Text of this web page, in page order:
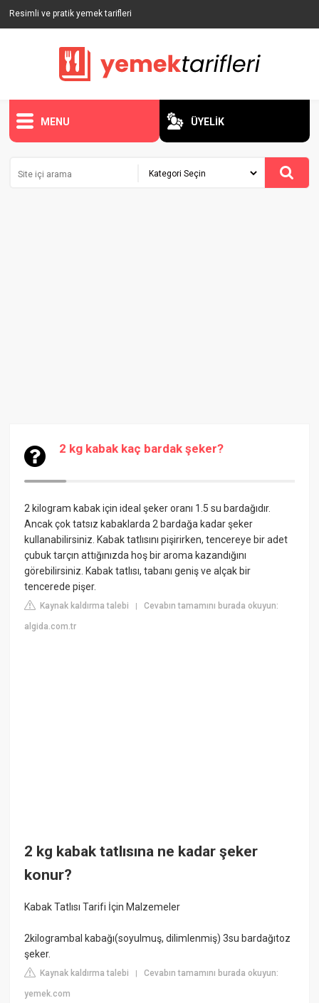
Resimli ve pratik yemek tarifleri
MENU ÜYELİK
2 kg kabak kaç bardak şeker?
2 kilogram kabak için ideal şeker oranı 1.5 su bardağıdır.
Ancak çok tatsız kabaklarda 2 bardağa kadar şeker
kullanabilirsiniz. Kabak tatlısını pişirirken, tencereye bir adet
çubuk tarçın attığınızda hoş bir aroma kazandığını
görebilirsiniz. Kabak tatlısı, tabanı geniş ve alçak bir
tencerede pişer.
Kaynak kaldırma talebi |Cevabın tamamını burada okuyun:
algida.com.tr
2 kg kabak tatlısına ne kadar şeker
konur?
Kabak Tatlısı Tarifi İçin Malzemeler
2kilogrambal kabağı(soyulmuş, dilimlenmiş) 3su bardağıtoz
şeker.
Kaynak kaldırma talebi |Cevabın tamamını burada okuyun:
yemek.com